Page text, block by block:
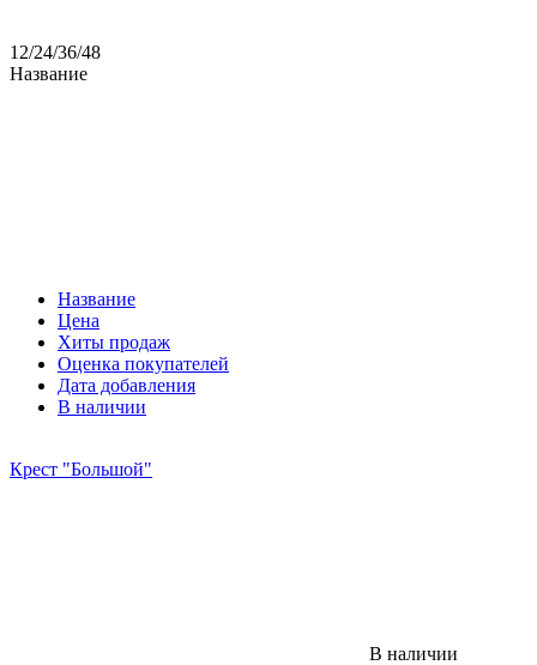
12/24/36/48
Название
Название
Цена
Хиты продаж
Оценка покупателей
Дата добавления
В наличии
Крест "Большой"
В наличии